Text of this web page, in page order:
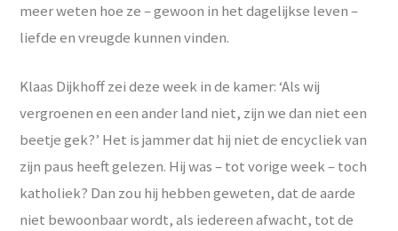
meer weten hoe ze – gewoon in het dagelijkse leven –
liefde en vreugde kunnen vinden.
Klaas Dijkhoff zei deze week in de kamer: ‘Als wij
vergroenen en een ander land niet, zijn we dan niet een
beetje gek?’ Het is jammer dat hij niet de encycliek van
zijn paus heeft gelezen. Hij was – tot vorige week – toch
katholiek? Dan zou hij hebben geweten, dat de aarde
niet bewoonbaar wordt, als iedereen afwacht, tot de